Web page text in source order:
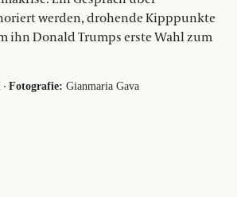
werden, drohende Kipppunkte
ihn Donald Trumps erste Wahl zum
· Fotografie: Gianmaria Gava